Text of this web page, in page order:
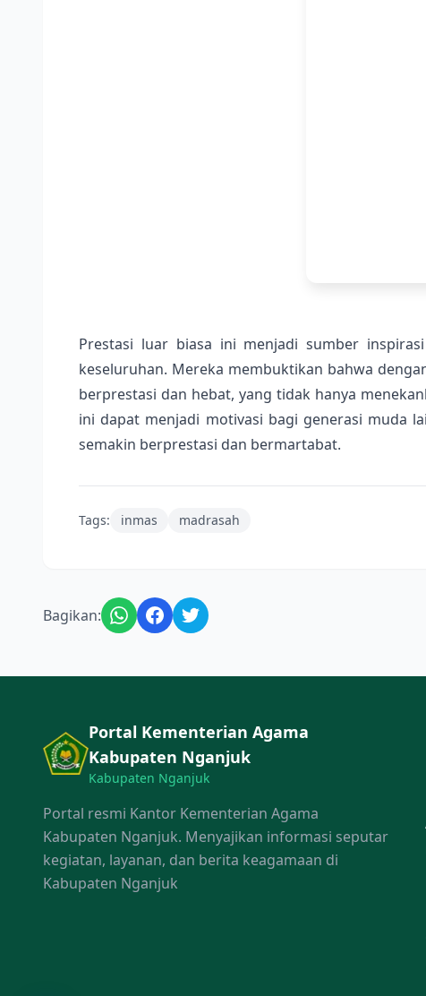
Prestasi luar biasa ini menjadi sumber
keseluruhan. Mereka membuktikan bahwa
berprestasi dan hebat, yang tidak hanya
ini dapat menjadi motivasi bagi generasi muda
semakin berprestasi dan bermartabat.
Tags: inmas madrasah
Bagikan:
Portal Kementerian Agama
Kabupaten Nganjuk
Kabupaten Nganjuk
Portal resmi Kantor Kementerian Agama
Kabupaten Nganjuk. Menyajikan informasi seputar
kegiatan, layanan, dan berita keagamaan di
Kabupaten Nganjuk